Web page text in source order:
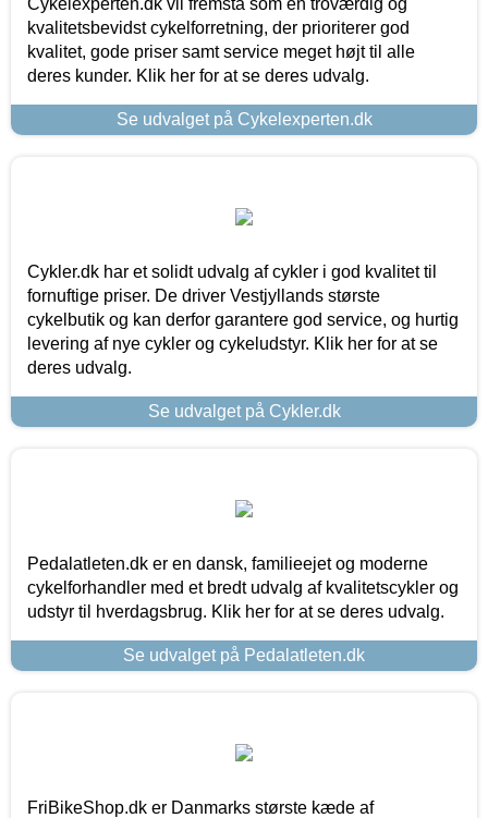
kvalitetsbevidst cykelforretning, der prioriterer god
kvalitet, gode priser samt service meget højt til alle
deres kunder. Klik her for at se deres udvalg.
Se udvalget på Cykelexperten.dk
Cykler.dk har et solidt udvalg af cykler i god kvalitet til
fornuftige priser. De driver Vestjyllands største
cykelbutik og kan derfor garantere god service, og hurtig
levering af nye cykler og cykeludstyr. Klik her for at se
deres udvalg.
Se udvalget på Cykler.dk
Pedalatleten.dk er en dansk, familieejet og moderne
cykelforhandler med et bredt udvalg af kvalitetscykler og
udstyr til hverdagsbrug. Klik her for at se deres udvalg.
Se udvalget på Pedalatleten.dk
FriBikeShop.dk er Danmarks største kæde af